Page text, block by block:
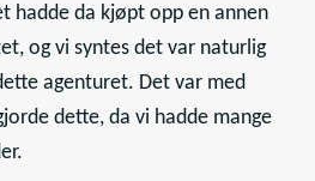
hadde da kjøpt opp en annen
og vi syntes det var naturlig
agenturet. Det var med
dette, da vi hadde mange